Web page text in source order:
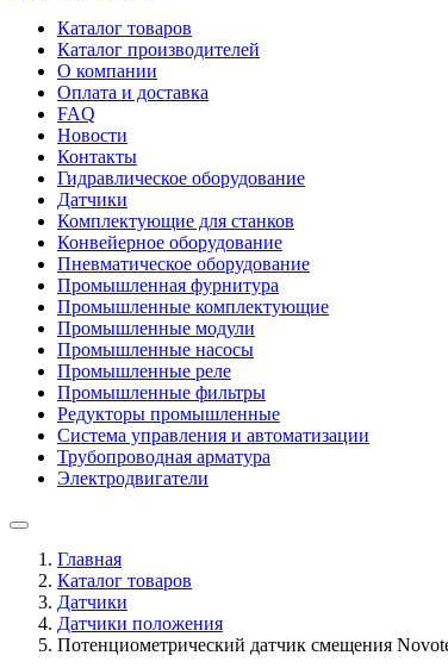
Каталог товаров
Каталог производителей
О компании
Оплата и доставка
FAQ
Новости
Контакты
Гидравлическое оборудование
Датчики
Комплектующие для станков
Конвейерное оборудование
Пневматическое оборудование
Промышленная фурнитура
Промышленные комплектующие
Промышленные модули
Промышленные насосы
Промышленные реле
Промышленные фильтры
Редукторы промышленные
Система управления и автоматизации
Трубопроводная арматура
Электродвигатели
Главная
Каталог товаров
Датчики
Датчики положения
Потенциометрический датчик смещения